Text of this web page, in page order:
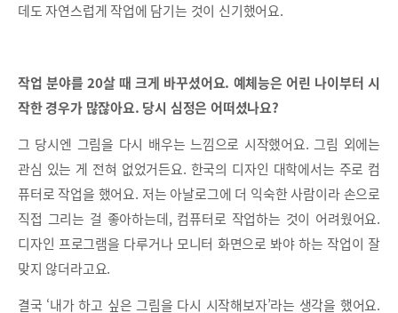
데도 자연스럽게 작업에 담기는 것이 신기했어요.
작업 분야를 20살 때 크게 바꾸셨어요. 예체능은 어린 나이부터 시
작한 경우가 많잖아요. 당시 심정은 어떠셨나요?
그 당시엔 그림을 다시 배우는 느낌으로 시작했어요. 그림 외에는
관심 있는 게 전혀 없었거든요. 한국의 디자인 대학에서는 주로 컴
퓨터로 작업을 했어요. 저는 아날로그에 더 익숙한 사람이라 손으로
직접 그리는 걸 좋아하는데, 컴퓨터로 작업하는 것이 어려웠어요.
디자인 프로그램을 다루거나 모니터 화면으로 봐야 하는 작업이 잘
맞지 않더라고요.
결국 ‘내가 하고 싶은 그림을 다시 시작해보자’라는 생각을 했어요.